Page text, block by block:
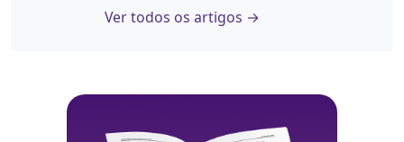
Ver todos os artigos →